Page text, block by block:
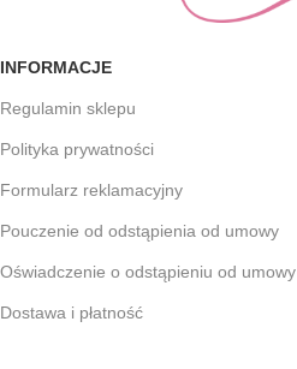
INFORMACJE
Regulamin sklepu
Polityka prywatności
Formularz reklamacyjny
Pouczenie od odstąpienia od umowy
Oświadczenie o odstąpieniu od umowy
Dostawa i płatność